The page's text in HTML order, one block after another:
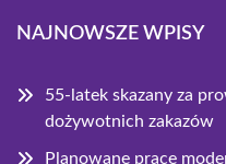
NAJNOWSZE WPISY
55-latek skazany za
dożywotnich zakazów
Planowane prace